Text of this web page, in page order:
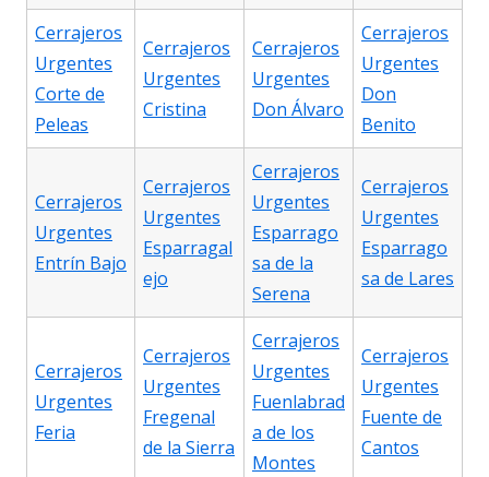
Cerrajeros
Urgentes
Corte de
Peleas
Cerrajeros
Urgentes
Cristina
Cerrajeros
Urgentes
Don Álvaro
Cerrajeros
Urgentes
Don
Benito
Cerrajeros
Urgentes
Entrín Bajo
Cerrajeros
Urgentes
Esparragal
ejo
Cerrajeros
Urgentes
Esparrago
sa de la
Serena
Cerrajeros
Urgentes
Esparrago
sa de Lares
Cerrajeros
Urgentes
Feria
Cerrajeros
Urgentes
Fregenal
de la Sierra
Cerrajeros
Urgentes
Fuenlabrad
a de los
Montes
Cerrajeros
Urgentes
Fuente de
Cantos